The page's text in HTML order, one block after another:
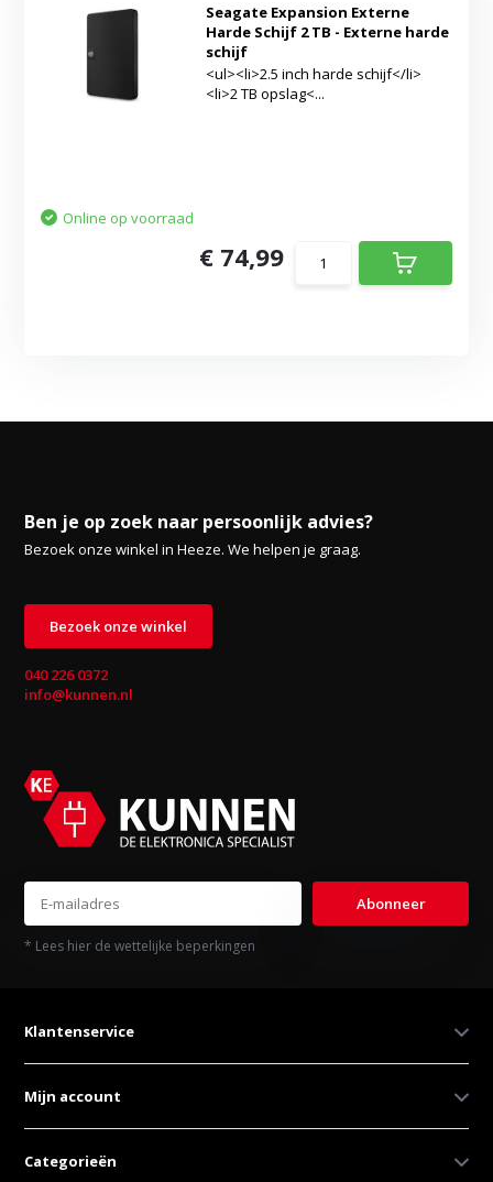
Seagate Expansion Externe
Harde Schijf 2 TB - Externe harde
schijf
<ul><li>2.5 inch harde schijf</li>
<li>2 TB opslag<...
Online op voorraad
€ 74,99
Ben je op zoek naar persoonlijk advies?
Bezoek onze winkel in Heeze. We helpen je graag.
Bezoek onze winkel
040 226 0372
info@kunnen.nl
Abonneer
* Lees hier de wettelijke beperkingen
Klantenservice
Mijn account
Categorieën